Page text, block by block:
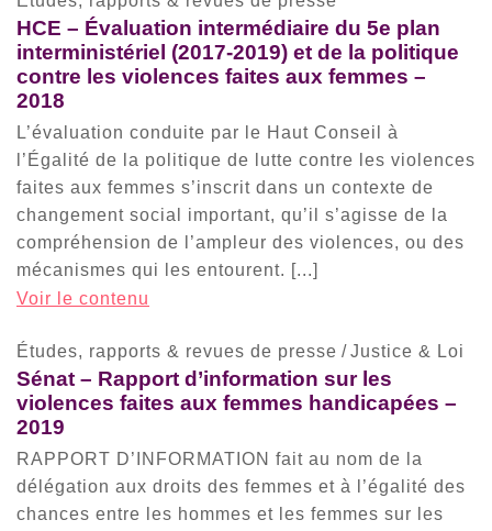
HCE – Évaluation intermédiaire du 5e plan
interministériel (2017-2019) et de la politique
contre les violences faites aux femmes –
2018
L’évaluation conduite par le Haut Conseil à
l’Égalité de la politique de lutte contre les violences
faites aux femmes s’inscrit dans un contexte de
changement social important, qu’il s’agisse de la
compréhension de l’ampleur des violences, ou des
mécanismes qui les entourent. [...]
Voir le contenu
Études, rapports & revues de presse /Justice & Loi
Sénat – Rapport d’information sur les
violences faites aux femmes handicapées –
2019
RAPPORT D’INFORMATION fait au nom de la
délégation aux droits des femmes et à l’égalité des
chances entre les hommes et les femmes sur les